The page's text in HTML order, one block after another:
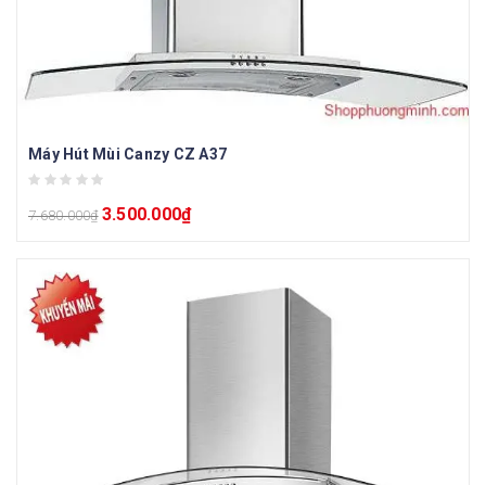
Máy Hút Mùi Canzy CZ A37
7.680.000₫ 3.500.000₫